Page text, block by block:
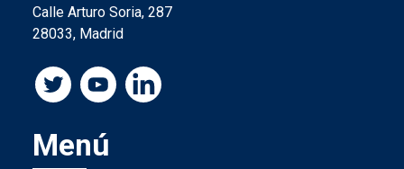
Calle Arturo Soria, 287
28033, Madrid
Menú